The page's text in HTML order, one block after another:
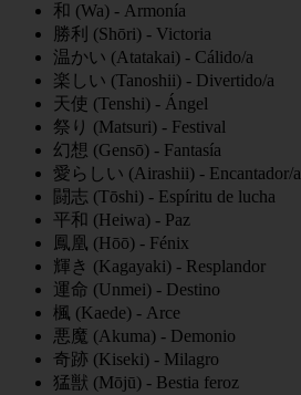
和 (Wa) - Armonía
勝利 (Shōri) - Victoria
温かい (Atatakai) - Cálido/a
楽しい (Tanoshii) - Divertido/a
天使 (Tenshi) - Ángel
祭り (Matsuri) - Festival
幻想 (Gensō) - Fantasía
愛らしい (Airashii) - Encantador/a
闘志 (Tōshi) - Espíritu de lucha
平和 (Heiwa) - Paz
鳳凰 (Hōō) - Fénix
輝き (Kagayaki) - Resplandor
運命 (Unmei) - Destino
楓 (Kaede) - Arce
悪魔 (Akuma) - Demonio
奇跡 (Kiseki) - Milagro
猛獣 (Mōjū) - Bestia feroz